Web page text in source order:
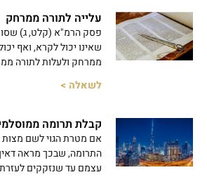
עלייה לתורה ממרחק
פסק הרמ"א (קלט, ג)
שאינו יכול לקרא, ואף
ממרחק ולעלות לתורה
לשאלה >
קבלת תרומה
אם מטרת הגוי לשם מצות
התרומה, שבכך מראה
עצמם עד שנזקקים לעזרת